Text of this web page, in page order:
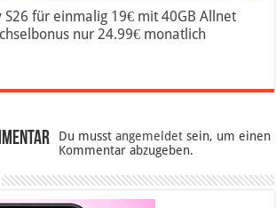
S26 für einmalig 19€ mit 40GB Allnet
nur 24.99€ monatlich
Du musstangemeldet sein, um einen
Kommentar abzugeben.